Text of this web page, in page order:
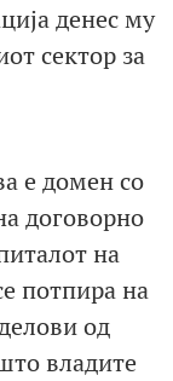
денес му
сектор за
е домен со
договорно
на
потпира на
од
владите